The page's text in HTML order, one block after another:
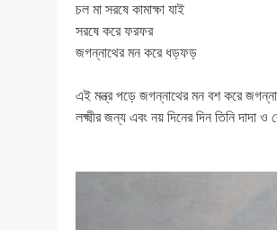
চল মা সরষে কামাক্ষা যাই
সরষে করে ফরফর
জগন্নাথের মন করে ধড়ফড়
এই মন্ত্র পড়ে জগন্নাথের মন বশ করে
লক্ষ্মীর জন্য এবং নয় দিনের দিন তিনি দাদা